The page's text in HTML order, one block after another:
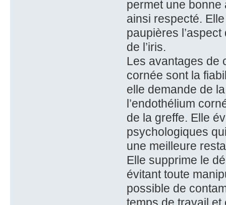
permet une
ainsi respecté.
paupières
de l’iris.
Les avantages de
cornée sont la
elle demande de
l’endothélium
de la greffe. Elle
psychologiques
une meilleure
Elle supprime le
évitant toute
possible de